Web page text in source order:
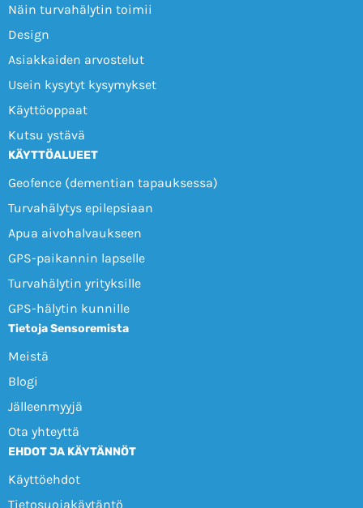
Näin turvahälytin toimii
Design
Asiakkaiden arvostelut
Usein kysytyt kysymykset
Käyttöoppaat
Kutsu ystävä
KÄYTTÖALUEET
Geofence (dementian tapauksessa)
Turvahälytys epilepsiaan
Apua aivohalvaukseen
GPS-paikannin lapselle
Turvahälytin yrityksille
GPS-hälytin kunnille
Tietoja Sensoremista
Meistä
Blogi
Jälleenmyyjä
Ota yhteyttä
EHDOT JA KÄYTÄNNÖT
Käyttöehdot
Tietosuojakäytäntö